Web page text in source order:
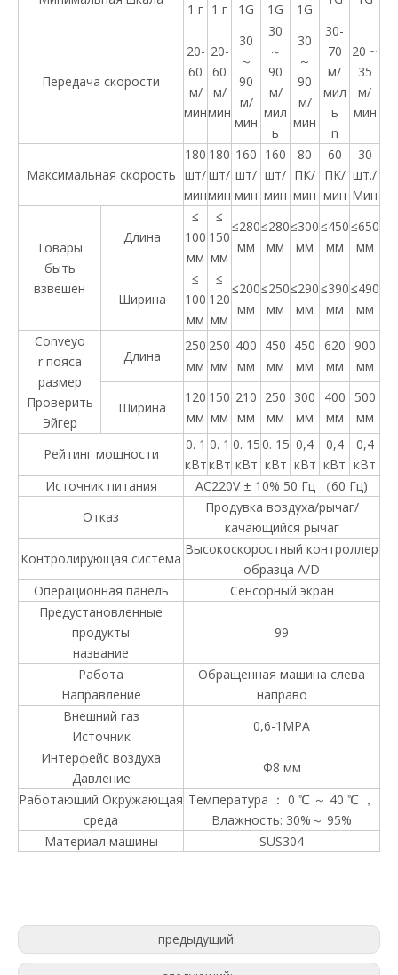
1 г 1 г 1G 1G 1G
Передача скорости
20-
60
м/
мин
20-
60
м/
мин
30
～
90
м/
мин
30
～
90
м/
мил
ь
30
～
90
м/
мин
30-
70
м/
мил
ь
n
20 ~
35
м/
мин
Максимальная скорость
180
шт/
мин
180
шт/
мин
160
шт/
мин
160
шт/
мин
80
ПК/
мин
60
ПК/
мин
30
шт./
Мин
Товары
быть
взвешен
Длина
≤
100
мм
≤
150
мм
≤280
мм
≤280
мм
≤300
мм
≤450
мм
≤650
мм
Ширина
≤
100
мм
≤
120
мм
≤200
мм
≤250
мм
≤290
мм
≤390
мм
≤490
мм
Conveyo
r пояса
размер
Проверить
Эйгер
Длина
250
мм
250
мм
400
мм
450
мм
450
мм
620
мм
900
мм
Ширина
120
мм
150
мм
210
мм
250
мм
300
мм
400
мм
500
мм
Рейтинг мощности
0. 1
кВт
0. 1
кВт
0. 15
кВт
0. 15
кВт
0,4
кВт
0,4
кВт
0,4
кВт
Источник питания
AC220V ± 10% 50 Гц （60 Гц)
Отказ
Продувка воздуха/рычаг/
качающийся рычаг
Контролирующая система
Высокоскоростный контроллер
образца A/D
Операционная панель
Сенсорный экран
Предустановленные
продукты
название
99
Работа
Направление
Обращенная машина слева
направо
Внешний газ
Источник
0,6-1MPA
Интерфейс воздуха
Давление
Φ8 мм
Работающий Окружающая
среда
Температура ： 0 ℃ ～ 40 ℃ ，
Влажность: 30%～ 95%
Материал машины
SUS304
предыдущий:
Линейный пищевой чеквейер с металлоискателем Сверхмощный чеквейер для промышленного применения